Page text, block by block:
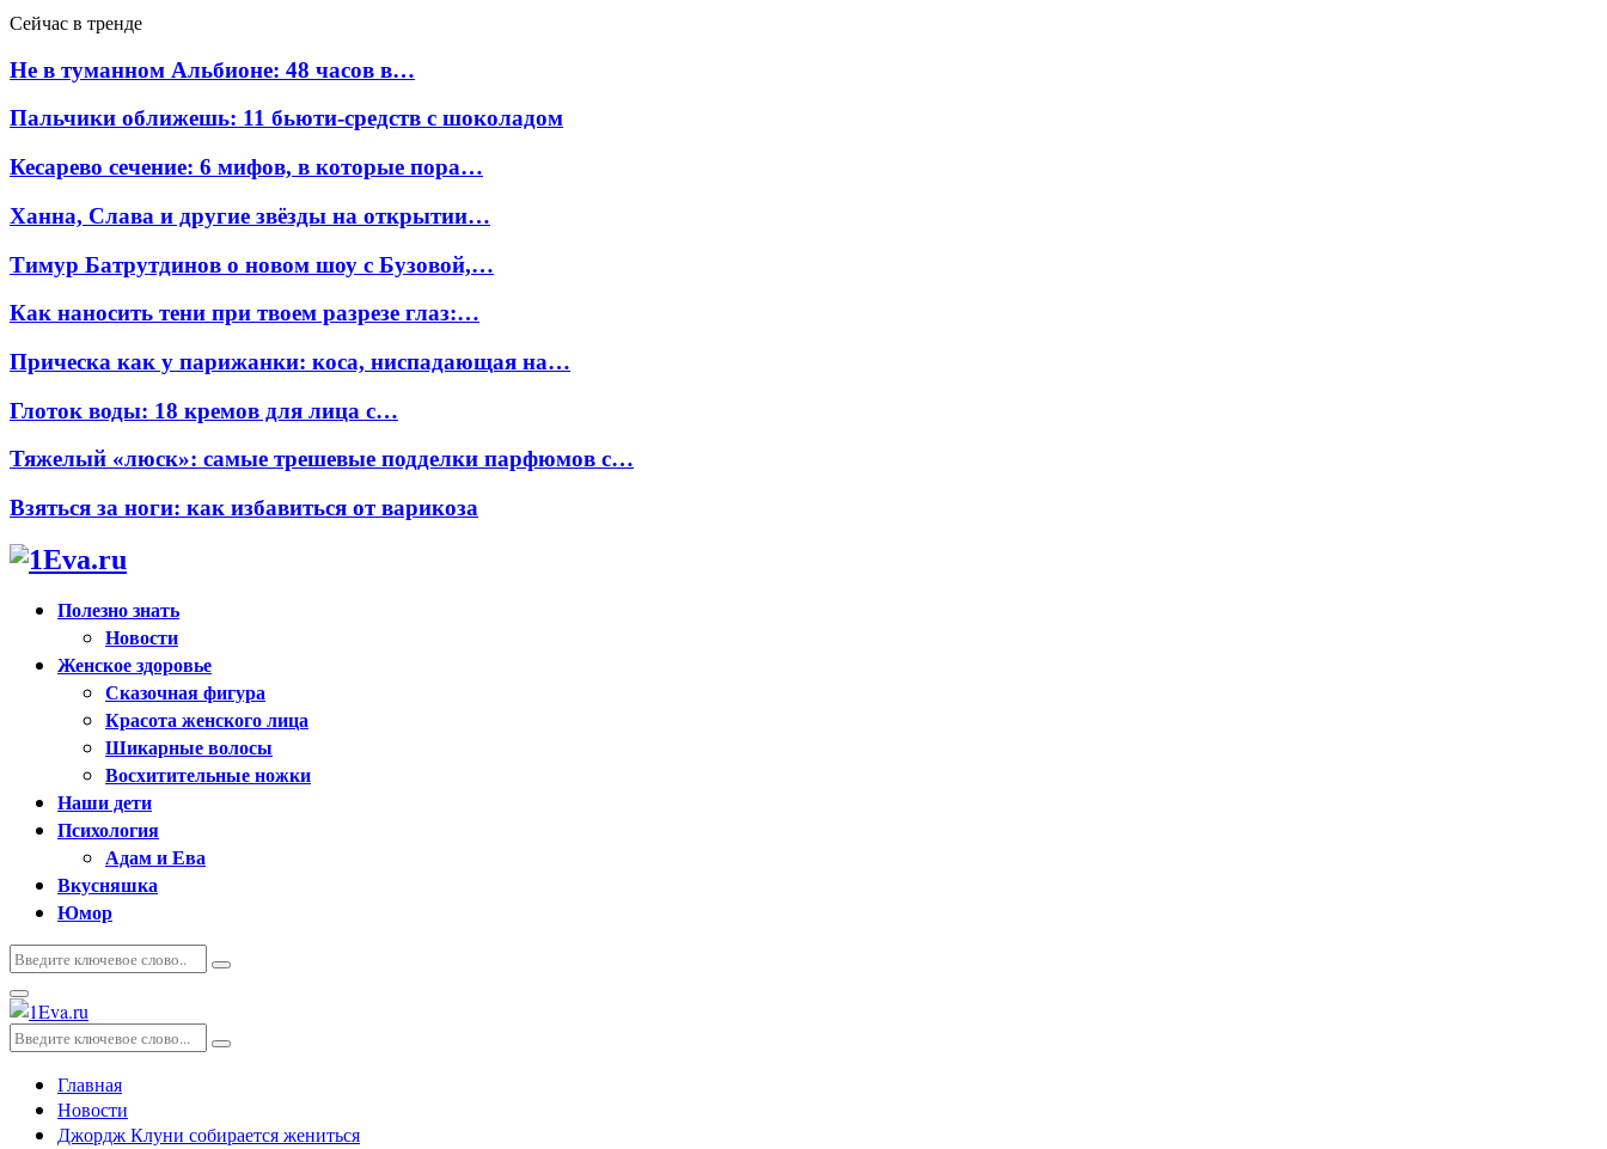
Сейчас в тренде
Не в туманном Альбионе: 48 часов в…
Пальчики оближешь: 11 бьюти-средств с шоколадом
Кесарево сечение: 6 мифов, в которые пора…
Ханна, Слава и другие звёзды на открытии…
Тимур Батрутдинов о новом шоу с Бузовой,…
Как наносить тени при твоем разрезе глаз:…
Прическа как у парижанки: коса, ниспадающая на…
Глоток воды: 18 кремов для лица с…
Тяжелый «люск»: самые трешевые подделки парфюмов с…
Взяться за ноги: как избавиться от варикоза
Полезно знать
Новости
Женское здоровье
Сказочная фигура
Красота женского лица
Шикарные волосы
Восхитительные ножки
Наши дети
Психология
Адам и Ева
Вкусняшка
Юмор
Искать:
Поиск
Основное
меню
Искать:
Поиск
Главная
Новости
Джордж Клуни собирается жениться